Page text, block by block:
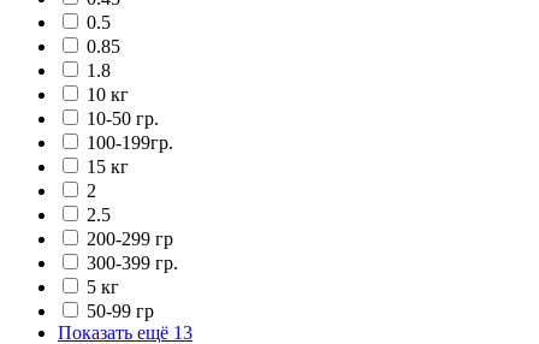
0.5
0.85
1.8
10 кг
10-50 гр.
100-199гр.
15 кг
2
2.5
200-299 гр
300-399 гр.
5 кг
50-99 гр
Показать ещё 13